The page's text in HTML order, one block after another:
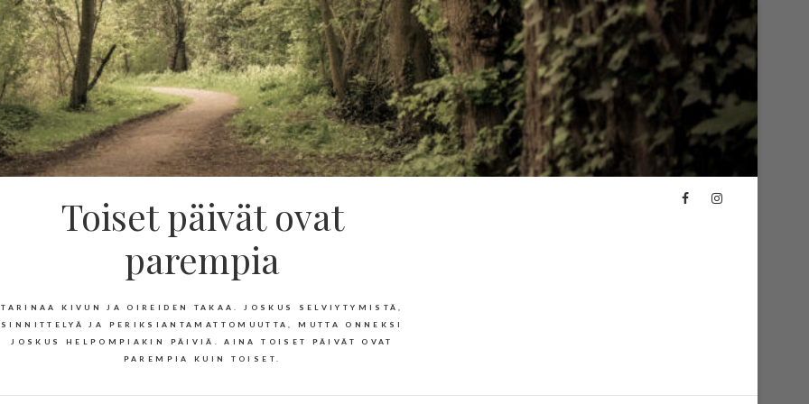
Toiset päivät ovat
parempia
TARINAA KIVUN JA OIREIDEN TAKAA. JOSKUS SELVIYTYMISTÄ,
SINNITTELYÄ JA PERIKSIANTAMATTOMUUTTA, MUTTA ONNEKSI
JOSKUS HELPOMPIAKIN PÄIVIÄ. AINA TOISET PÄIVÄT OVAT
PAREMPIA KUIN TOISET.